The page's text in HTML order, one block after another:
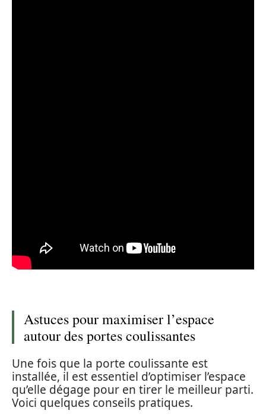
Astuces pour maximiser l’espace
autour des portes coulissantes
Une fois que la porte coulissante est
installée, il est essentiel d’optimiser l’espace
qu’elle dégage pour en tirer le meilleur parti.
Voici quelques conseils pratiques.